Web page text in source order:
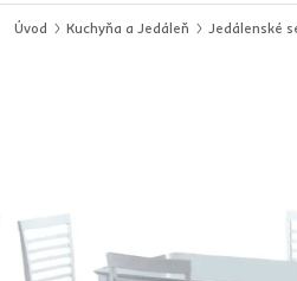
Úvod Kuchyňa a Jedáleň Jedálenské